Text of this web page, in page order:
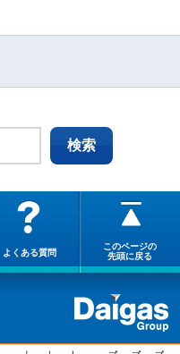
よくある質問
このページの
先頭に戻る